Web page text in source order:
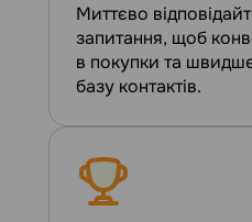
Миттєво
запитання, щоб
в покупки та
базу контактів.